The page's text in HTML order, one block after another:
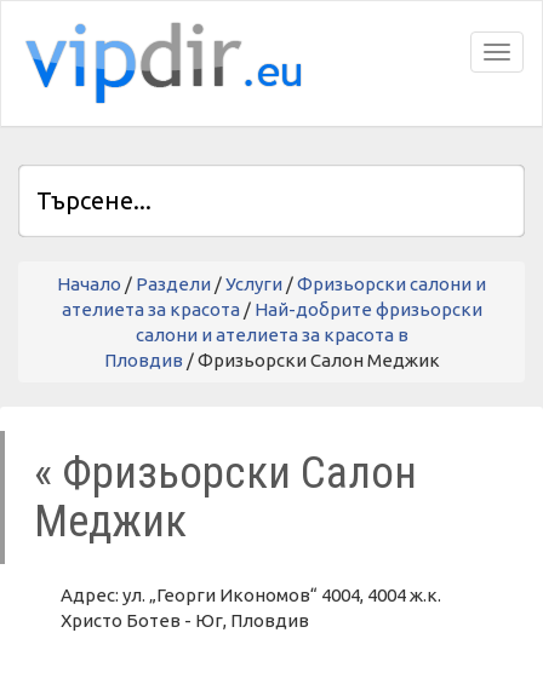
Начало / Раздели /Услуги /Фризьорски салони и
ателиета за красота/ Най-добрите фризьорски
салони и ателиета за красота в
Пловдив / Фризьорски Салон Меджик
« Фризьорски Салон
Меджик
Адрес: ул. „Георги Икономов“ 4004, 4004 ж.к.
Христо Ботев - Юг, Пловдив